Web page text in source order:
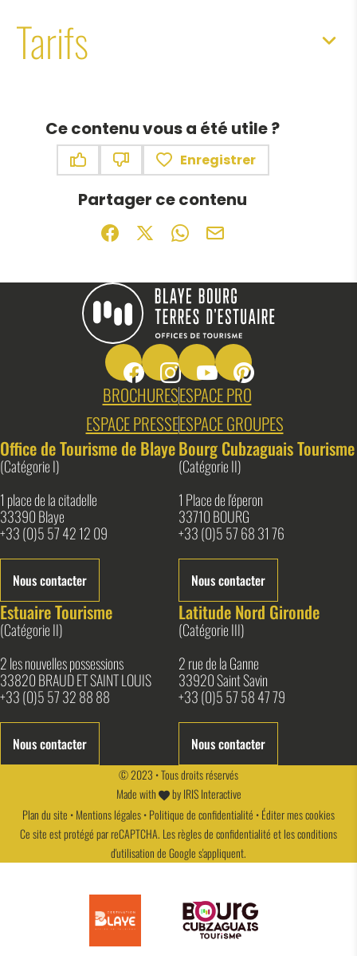
Tarifs
Ce contenu vous a été utile ?
Enregistrer
Partager ce contenu
Partager sur Facebook (nouvelle
Partager sur X / Twitter (nouvelle
Partager sur WhatsApp
Partager par mail
Blaye Bourg Terres d&#039;Estuaire
Suivez-nous sur Facebook
Suivez-nous sur Instagram
Suivez-nous sur Youtube
Suivez-nous sur
BROCHURESESPACE PRO
ESPACE PRESSEESPACE GROUPES
Office de Tourisme de Blaye
(Catégorie I)
1 place de la citadelle
33390 Blaye
+33 (0)5 57 42 12 09
Nous contacter
Bourg Cubzaguais Tourisme
(Catégorie II)
1 Place de l'éperon
33710 BOURG
+33 (0)5 57 68 31 76
Nous contacter
Estuaire Tourisme
(Catégorie II)
2 les nouvelles possessions
33820 BRAUD ET SAINT LOUIS
+33 (0)5 57 32 88 88
Nous contacter
Latitude Nord Gironde
(Catégorie III)
2 rue de la Ganne
33920 Saint Savin
+33 (0)5 57 58 47 79
Nous contacter
© 2023 • Tous droits réservés
Made with
byIRIS Interactive
Plan du site •Mentions légales•Politique de confidentialité •Éditer mes cookies
Ce site est protégé par reCAPTCHA. Lesrègles de confidentialitéet lesconditions
d'utilisationde Google s'appliquent.